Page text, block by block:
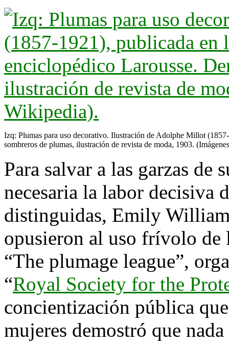
Izq: Plumas para uso decorativo. Ilustración de Adolphe Millot
sombreros de plumas, ilustración de revista de moda, 1903.
Para salvar a las garzas
necesaria la labor decisiva
distinguidas, Emily
opusieron al uso frívolo de
“The plumage league”,
“Royal Society for the
concientización pública
mujeres demostró que